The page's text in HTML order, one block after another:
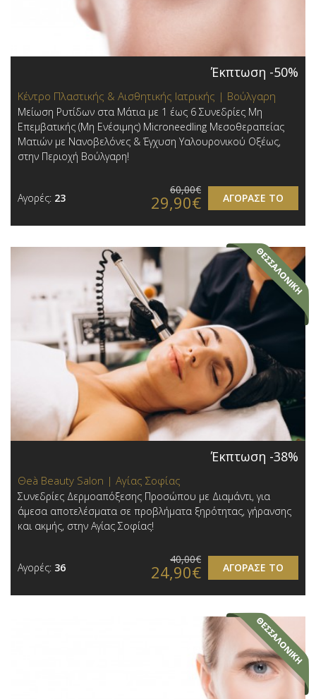
Έκπτωση -50%
Κέντρο Πλαστικής & Αισθητικής Ιατρικής | Βούλγαρη
Μείωση Ρυτίδων στα Μάτια με 1 έως 6 Συνεδρίες Μη
Επεμβατικής (Μη Ενέσιμης) Microneedling Μεσοθεραπείας
Ματιών με Νανοβελόνες & Έγχυση Υαλουρονικού Οξέως,
στην Περιοχή Βούλγαρη!
Αγορές: 23 ΑΓΟΡΑΣΕ ΤΟ
60,00€
29,90€
Έκπτωση -38%
Θeà Beauty Salon | Αγίας Σοφίας
Συνεδρίες Δερμοαπόξεσης Προσώπου με Διαμάντι, για
άμεσα αποτελέσματα σε προβλήματα ξηρότητας, γήρανσης
και ακμής, στην Αγίας Σοφίας!
Αγορές: 36 ΑΓΟΡΑΣΕ ΤΟ
40,00€
24,90€